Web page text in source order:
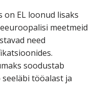
on EL loonud lisaks
meetmeid
need
soodustab
tööalast ja